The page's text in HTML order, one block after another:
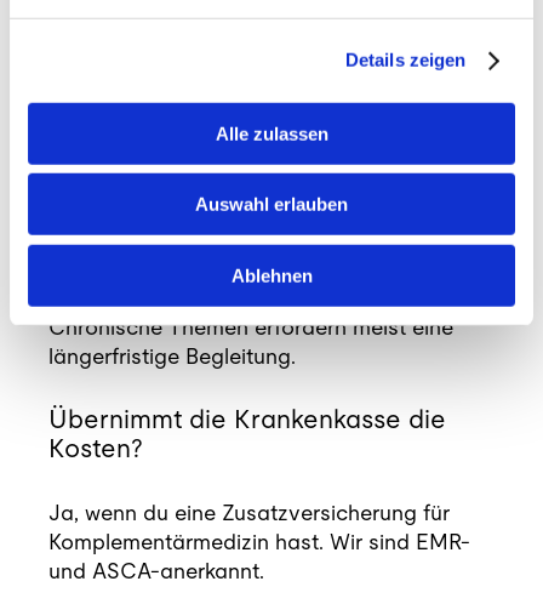
Details zeigen
Alle zulassen
Auswahl erlauben
Ablehnen
drei Tage nach der Behandlung wieder
FAQ zu Kniebeschwerden
Wie viele Behandlungen brauche
Das ist individuell. Oft spürst du nach 3 bis 5
Chronische Themen erfordern meist eine
längerfristige Begleitung.
Übernimmt die Krankenkasse die
Kosten?
Ja, wenn du eine Zusatzversicherung für
Komplementärmedizin hast. Wir sind EMR-
und ASCA-anerkannt.